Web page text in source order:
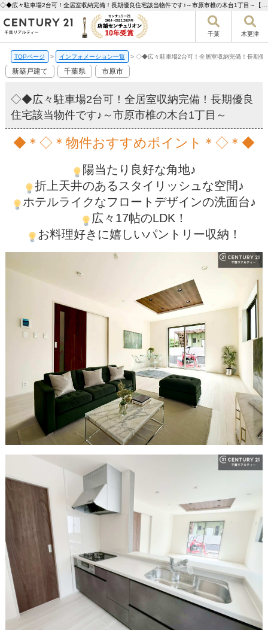
千葉 木更津
TOPページ > インフォメーション一覧 > ◇◆広々駐車場2台可！全居室収納完備！長期優
新築戸建て 千葉県 市原市
◇◆広々駐車場2台可！全居室収納完備！長期優良
住宅該当物件です♪～市原市椎の木台1丁目～
◆＊◇＊物件おすすめポイント＊◇＊◆
陽当たり良好な角地♪
折上天井のあるスタイリッシュな空間♪
ホテルライクなフロートデザインの洗面台♪
広々17帖のLDK！
お料理好きに嬉しいパントリー収納！